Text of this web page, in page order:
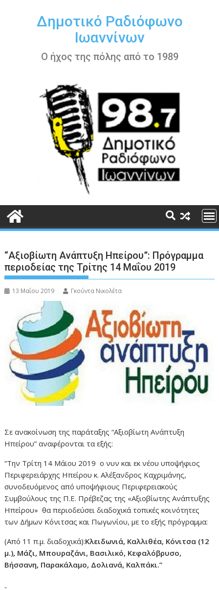
περιεχόμενοΔημοτικό Ραδιόφωνο
Ιωαννίνων
Ο ήχος της πόλης από το 1989
“Αξιοβίωτη Ανάπτυξη Ηπείρου”: Πρόγραμμα
περιοδείας της Τρίτης 14 Μαΐου 2019
13 Μαΐου 2019 Γκούντα Νικολέτα
Σε ανακοίνωση της παράταξης “Αξιοβίωτη Ανάπτυξη
Ηπείρου” αναφέρονται τα εξής:
“Την Τρίτη 14 Μάϊου 2019 ο νυν και εκ νέου υποψήφιος
Περιφερειάρχης Ηπείρου κ. Αλέξανδρος Καχριμάνης,
συνοδευόμενος από υποψήφιους Περιφερειακούς
Συμβούλους της Π.Ε. Πρέβεζας της «Αξιοβίωτης Ανάπτυξης
Ηπείρου» θα περιοδεύσει διαδοχικά τοπικές κοινότητες
των Δήμων Κόνιτσας και Πωγωνίου, με το εξής πρόγραμμα:
(Από 11 π.μ. διαδοχικά):Κλειδωνιά, Καλλιθέα, Κόνιτσα (12
μ.), Μάζι, Μπουραζάνι, Βασιλικό, Κεφαλόβρυσο,
Βήσσανη, Παρακάλαμο, Δολιανά, Καλπάκι.”